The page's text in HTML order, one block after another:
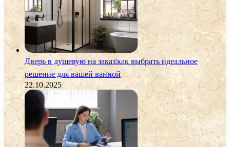
Дверь в душевую на заказ:как выбрать идеальное
решение для вашей ванной
22.10.2025